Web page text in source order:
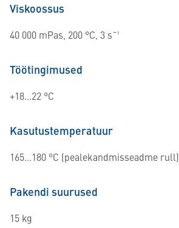
Viskoossus
40 000 mPas, 200 °C, 3 s¯¹
Töötingimused
+18...22 °C
Kasutustemperatuur
165...180 °C (pealekandmisseadme rull)
Pakendi suurused
15 kg